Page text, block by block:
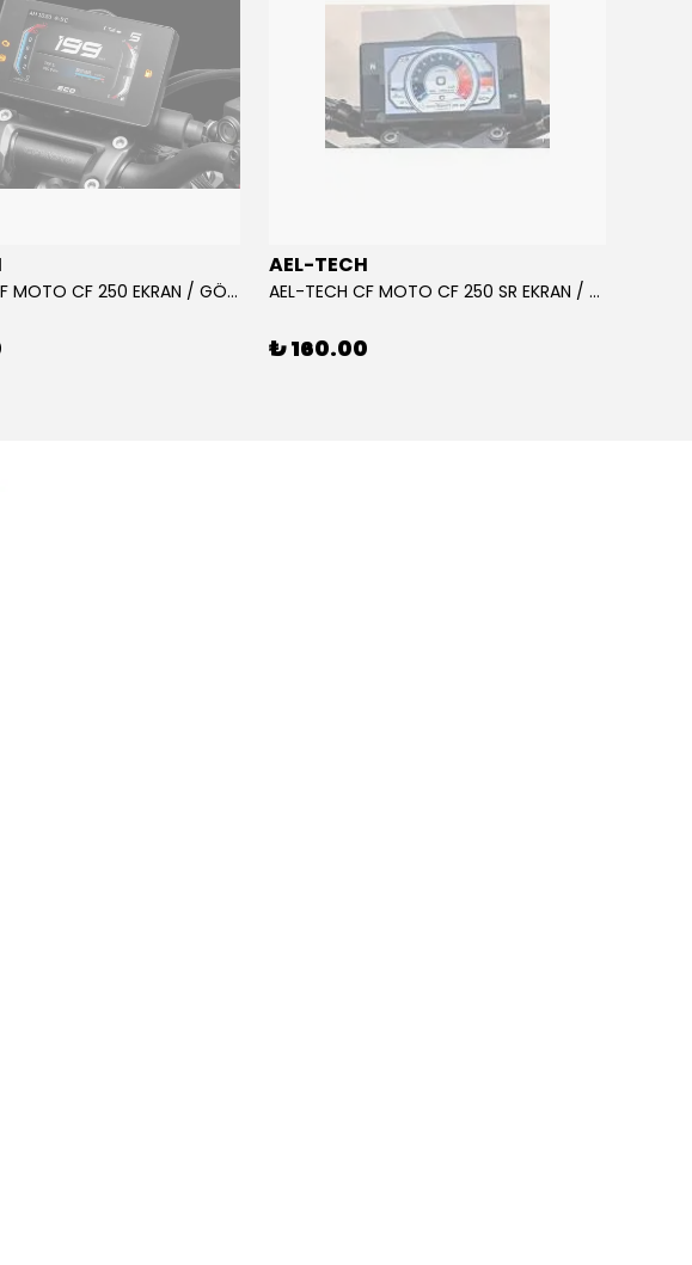
AEL-TECH CF MOTO CF 250 EKRAN / GÖSTERGE KORUYUCU 2020-2022
AEL-TECH
AEL-TECH CF MOTO CF 250 SR EKRAN / GÖSTERGE KORUYUCU 2023-2025
₺ 160.00